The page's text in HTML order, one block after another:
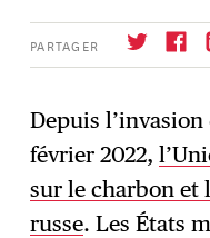
PARTAGER
→ S'abonner
Depuis l’invasion
février 2022,
sur le charbon et
russe. Les États